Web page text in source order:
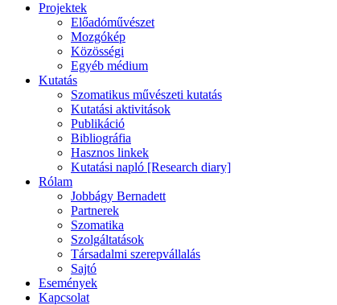
Projektek
Előadóművészet
Mozgókép
Közösségi
Egyéb médium
Kutatás
Szomatikus művészeti kutatás
Kutatási aktivitások
Publikáció
Bibliográfia
Hasznos linkek
Kutatási napló [Research diary]
Rólam
Jobbágy Bernadett
Partnerek
Szomatika
Szolgáltatások
Társadalmi szerepvállalás
Sajtó
Események
Kapcsolat